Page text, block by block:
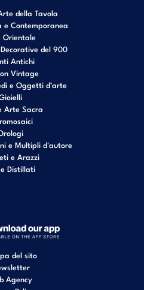
della Tavola
e Contemporanea
Orientale
del 900
Antichi
Vintage
e Oggetti d’arte
Arte Sacra
e Multipli d'autore
e Arazzi
Distillati
del sito
Agency